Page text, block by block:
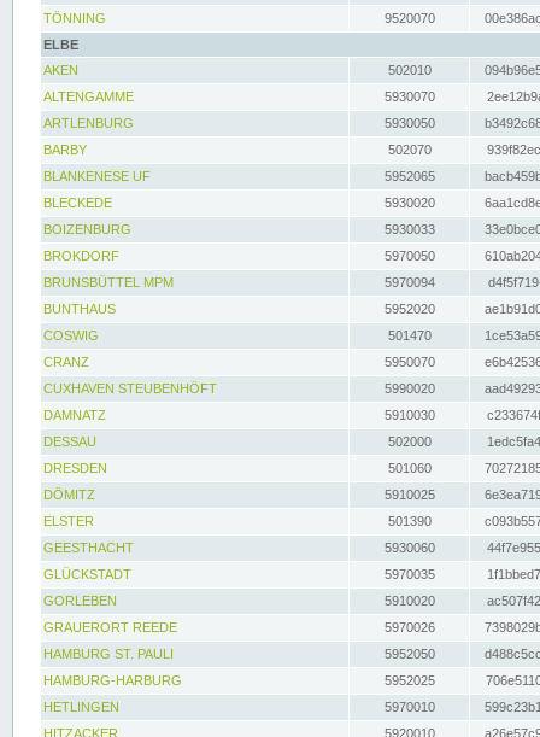
TÖNNING
9520070
ELBE
AKEN
502010
ALTENGAMME
5930070
ARTLENBURG
5930050
BARBY
502070
BLANKENESE UF
5952065
BLECKEDE
5930020
BOIZENBURG
5930033
BROKDORF
5970050
BRUNSBÜTTEL MPM
5970094
BUNTHAUS
5952020
COSWIG
501470
CRANZ
5950070
CUXHAVEN STEUBENHÖFT
5990020
DAMNATZ
5910030
DESSAU
502000
DRESDEN
501060
DÖMITZ
5910025
ELSTER
501390
GEESTHACHT
5930060
GLÜCKSTADT
5970035
GORLEBEN
5910020
GRAUERORT REEDE
5970026
HAMBURG ST. PAULI
5952050
HAMBURG-HARBURG
5952025
HETLINGEN
5970010
HITZACKER
5920010